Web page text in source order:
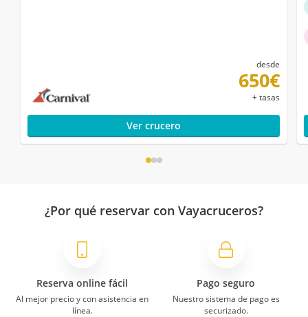
desde
650€
+ tasas
Ver crucero
¿Por qué reservar con Vayacruceros?
Reserva online fácil
Al mejor precio y con asistencia en
línea.
Pago seguro
Nuestro sistema de pago es
securizado.